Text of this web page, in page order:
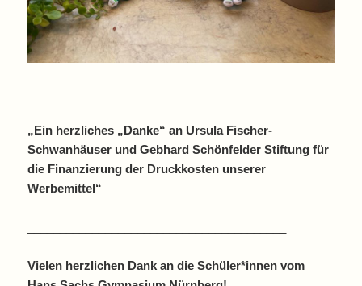
„Ein herzliches „Danke“ an Ursula Fischer-
Schwanhäuser und Gebhard Schönfelder Stiftung für
die Finanzierung der Druckkosten unserer
Werbemittel“
Vielen herzlichen Dank an die Schüler*innen vom